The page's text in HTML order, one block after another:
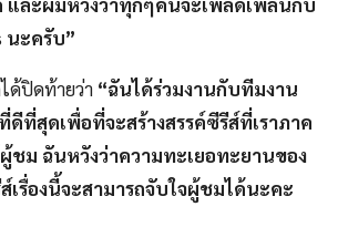
นะครับ”
ด้ปิดท้ายว่า “ฉันได้ร่วมงานกับทีมงาน
ที่สุดเพื่อที่จะสร้างสรรค์ซีรีส์ที่เราภาค
ชม ฉันหวังว่าความทะเยอทะยานของ
เรื่องนี้จะสามารถจับใจผู้ชมได้นะคะ